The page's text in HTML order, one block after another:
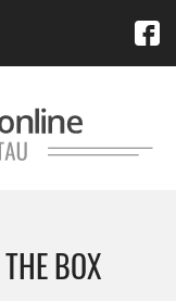
THE BOX